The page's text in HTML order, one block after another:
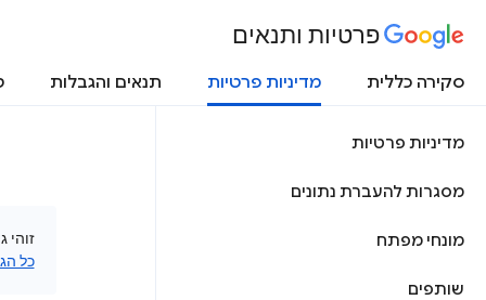
פרטיות ותנאים
סקירה כללית מדיניות פרטיות תנאים והגבלות
מדיניות פרטיות
מסגרות להעברת נתונים
מונחי מפתח
שותפים
זוהי
כל